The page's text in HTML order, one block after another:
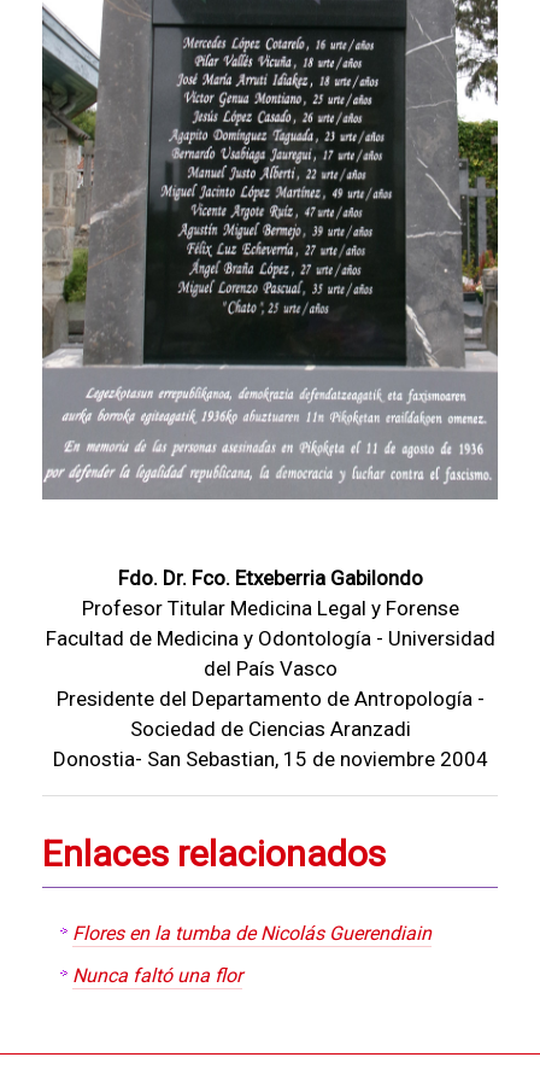
Fdo. Dr. Fco. Etxeberria Gabilondo
Profesor Titular Medicina Legal y Forense
Facultad de Medicina y Odontología - Universidad
del País Vasco
Presidente del Departamento de Antropología -
Sociedad de Ciencias Aranzadi
Donostia- San Sebastian, 15 de noviembre 2004
Enlaces relacionados
Flores en la tumba de Nicolás Guerendiain
Nunca faltó una flor